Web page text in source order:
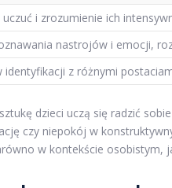
uczuć i zrozumienie ich
nastrojów i emocji,
identyfikacji z różnymi
dzieci uczą się radzić
czy niepokój w
w kontekście osobistym,